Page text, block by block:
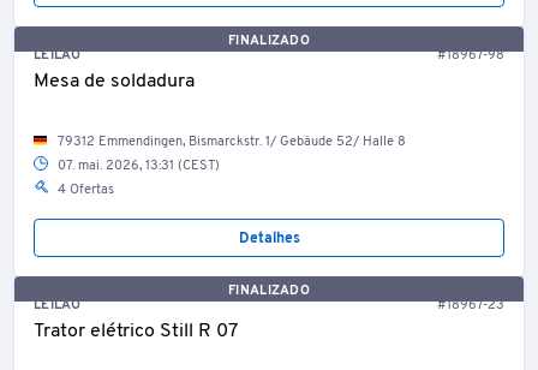
FINALIZADO
LEILÃO
#18967-98
Mesa de soldadura
79312 Emmendingen, Bismarckstr. 1/ Gebäude 52/ Halle 8
07. mai. 2026, 13:31 (CEST)
4 Ofertas
Detalhes
FINALIZADO
LEILÃO
#18967-23
Trator elétrico Still R 07